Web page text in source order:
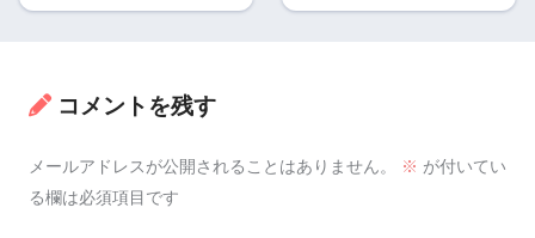
コメントを残す
メールアドレスが公開されることはありません。 ※ が付いてい
る欄は必須項目です